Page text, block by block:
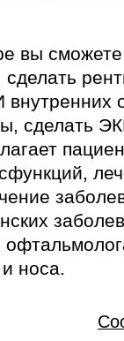
вы
сделать
носа.